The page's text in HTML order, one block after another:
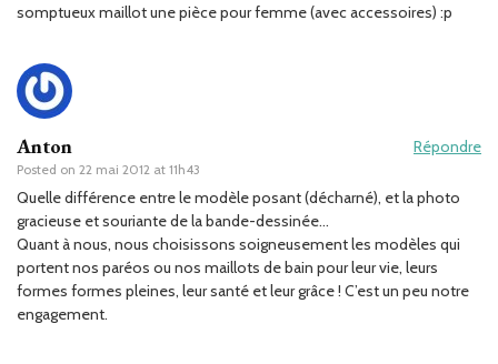
somptueux maillot une pièce pour femme (avec accessoires) :p
Anton
Posted on 22 mai 2012 at 11h43
Répondre
Quelle différence entre le modèle posant (décharné), et la photo
gracieuse et souriante de la bande-dessinée…
Quant à nous, nous choisissons soigneusement les modèles qui
portent nos paréos ou nos maillots de bain pour leur vie, leurs
formes formes pleines, leur santé et leur grâce ! C’est un peu notre
engagement.